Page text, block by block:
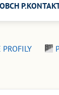
P.
PROFILY